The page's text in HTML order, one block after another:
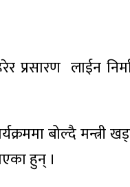
प्रसारण लाईन
बोल्दै मन्त्री
हुन् ।